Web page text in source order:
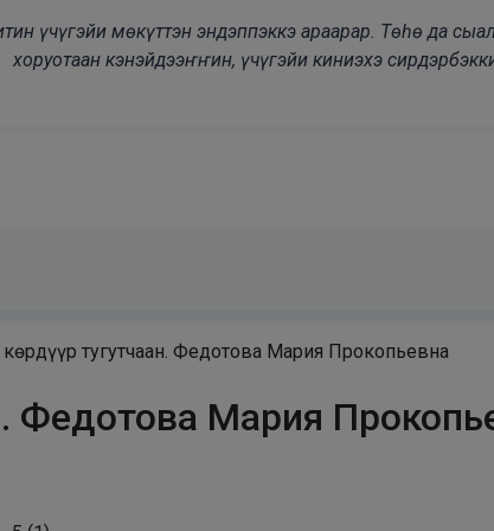
үчүгэйи мөкүттэн эндэппэккэ араарар. Төһө да
хоруотаан кэнэйдээҥҥин, үчүгэйи киниэхэ
көрдүүр тугутчаан. Федотова Мария Прокопьевна
Федотова Мария